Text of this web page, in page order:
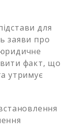
для
заяви про
факт, що
утримує